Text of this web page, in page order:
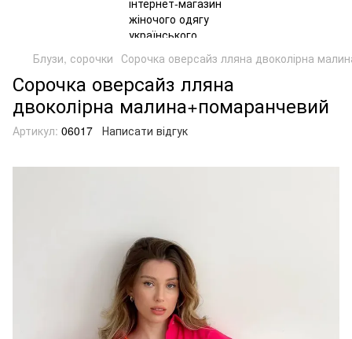
Блузи, сорочки Сорочка оверсайз лляна двоколірна
Сорочка оверсайз лляна
двоколірна малина+помаранчевий
Артикул: 06017 Написати відгук